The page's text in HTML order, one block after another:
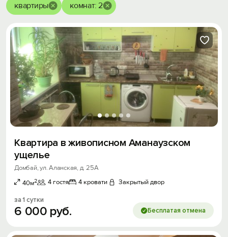
квартиры
комнат: 2
Квартира в живописном Аманаузском
ущелье
Домбай, ул. Аланская, д. 25А
40м2 4 гостя 4 кровати Закрытый двор
за 1 сутки
6 000 руб. Бесплатая отмена